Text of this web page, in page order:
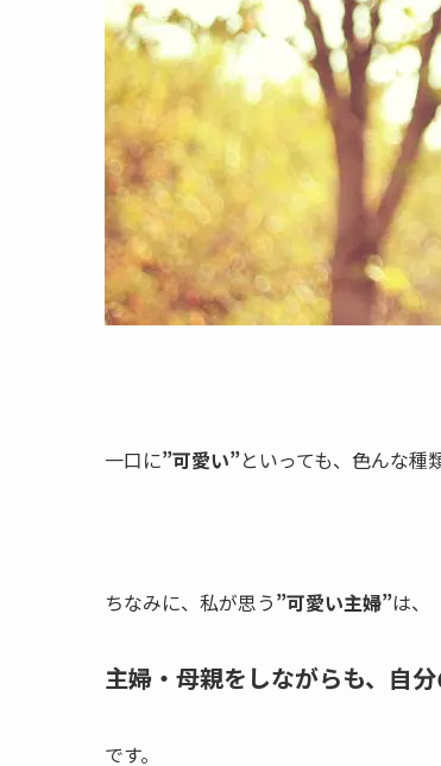
一口に”可愛い”といっても、色んな種
ちなみに、私が思う”可愛い主婦”は、
主婦・母親をしながらも、自
です。